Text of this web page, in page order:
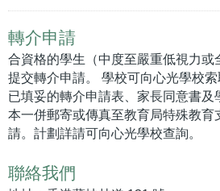
連
結
轉介申請
合資格的學生（中度至嚴重低視力或
提交轉介申請。 學校可向心光學校
已填妥的轉介申請表、家長同意書及
本一併郵寄或傳真至教育局特殊教育
請。計劃詳請可向心光學校查詢。
聯絡我們